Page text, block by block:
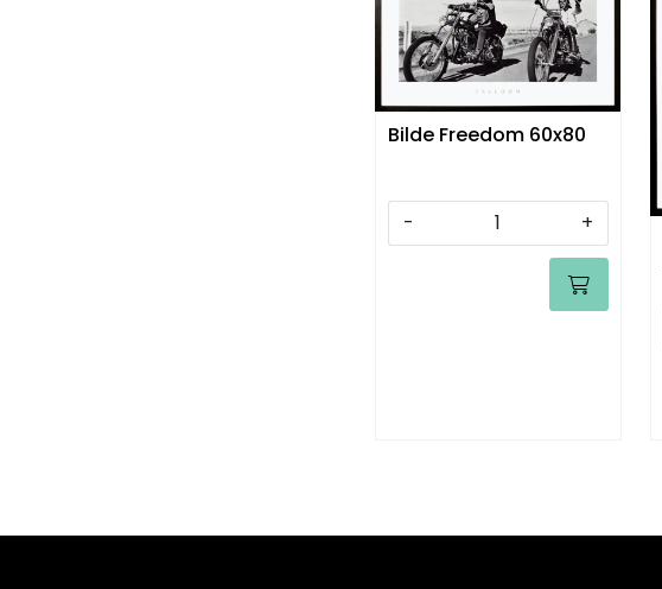
Bilde Freedom 60x80
- +